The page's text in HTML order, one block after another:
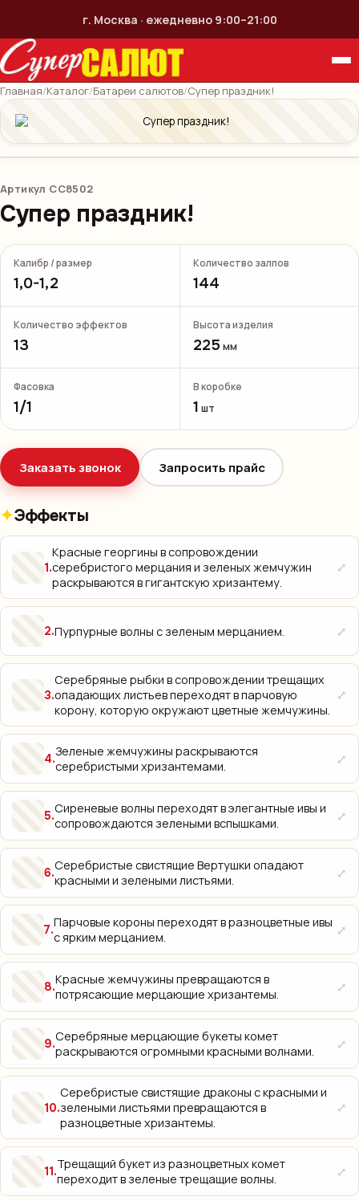
г. Москва · ежедневно 9:00–21:00
Главная/Каталог/Батареи салютов/Супер праздник!
Артикул СС8502
Супер праздник!
Калибр / размер
1,0-1,2
Количество залпов
144
Количество эффектов
13
Высота изделия
225 мм
Фасовка
1/1
В коробке
1 шт
Заказать звонок Запросить прайс
Эффекты
1.
Красные георгины в сопровождении
серебристого мерцания и зеленых жемчужин
раскрываются в гигантскую хризантему.
⤢
2.Пурпурные волны с зеленым мерцанием. ⤢
3.
Серебряные рыбки в сопровождении трещащих
опадающих листьев переходят в парчовую
корону, которую окружают цветные жемчужины.
⤢
4.Зеленые жемчужины раскрываются
серебристыми хризантемами.
⤢
5.Сиреневые волны переходят в элегантные ивы и
сопровождаются зелеными вспышками.
⤢
6.Серебристые свистящие Вертушки опадают
красными и зелеными листьями.
⤢
7.Парчовые короны переходят в разноцветные ивы
с ярким мерцанием.
⤢
8.Красные жемчужины превращаются в
потрясающие мерцающие хризантемы.
⤢
9.Серебряные мерцающие букеты комет
раскрываются огромными красными волнами.
⤢
10.
Серебристые свистящие драконы с красными и
зелеными листьями превращаются в
разноцветные хризантемы.
⤢
11.Трещащий букет из разноцветных комет
переходит в зеленые трещащие волны.
⤢